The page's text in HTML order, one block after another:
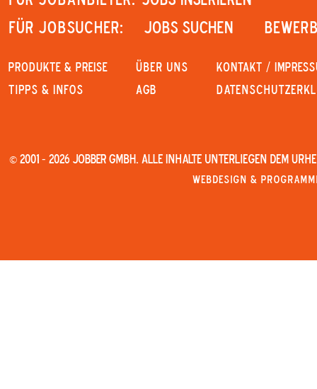
Für Jobsucher:
JOBS SUCHEN
PRODUKTE & PREISE
Tipps & Infos
Über uns
AGB
KONTAKT /
© 2001 - 2026 JOBBER GmbH. Alle Inhalte unterliegen dem
Webdesign &